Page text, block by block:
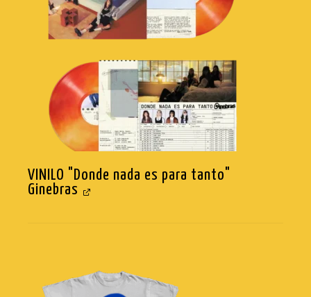
VINILO "Donde nada es para tanto"
Ginebras